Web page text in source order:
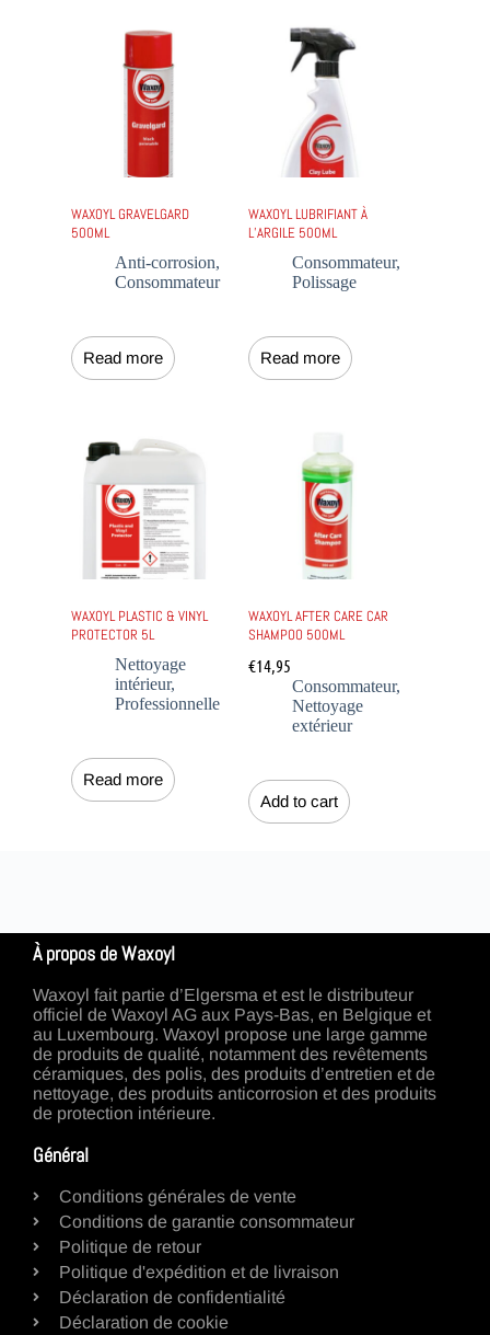
WAXOYL GRAVELGARD
500ML
Anti-corrosion,
Consommateur
Read more
WAXOYL LUBRIFIANT À
L’ARGILE 500ML
Consommateur,
Polissage
Read more
WAXOYL PLASTIC & VINYL
PROTECTOR 5L
Nettoyage
intérieur,
Professionnelle
Read more
WAXOYL AFTER CARE CAR
SHAMPOO 500ML
€14,95
Consommateur,
Nettoyage
extérieur
Add to cart
À propos de Waxoyl
Waxoyl fait partie d’Elgersma et est le distributeur
officiel de Waxoyl AG aux Pays-Bas, en Belgique et
au Luxembourg. Waxoyl propose une large gamme
de produits de qualité, notamment des revêtements
céramiques, des polis, des produits d’entretien et de
nettoyage, des produits anticorrosion et des produits
de protection intérieure.
Général
Conditions générales de vente
Conditions de garantie consommateur
Politique de retour
Politique d'expédition et de livraison
Déclaration de confidentialité
Déclaration de cookie